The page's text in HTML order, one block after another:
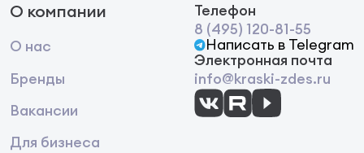
О компании
О нас
Бренды
Вакансии
Для бизнеса
Телефон
8 (495) 120-81-55
Написать в Telegram
Электронная почта
info@kraski-zdes.ru